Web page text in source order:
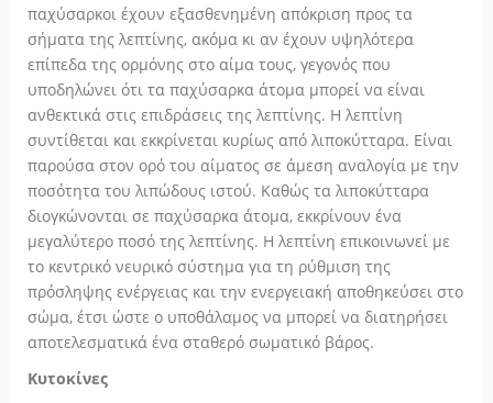
παχύσαρκοι έχουν εξασθενημένη απόκριση προς τα
σήματα της λεπτίνης, ακόμα κι αν έχουν υψηλότερα
επίπεδα της ορμόνης στο αίμα τους, γεγονός που
υποδηλώνει ότι τα παχύσαρκα άτομα μπορεί να είναι
ανθεκτικά στις επιδράσεις της λεπτίνης. Η λεπτίνη
συντίθεται και εκκρίνεται κυρίως από λιποκύτταρα. Είναι
παρούσα στον ορό του αίματος σε άμεση αναλογία με την
ποσότητα του λιπώδους ιστού. Καθώς τα λιποκύτταρα
διογκώνονται σε παχύσαρκα άτομα, εκκρίνουν ένα
μεγαλύτερο ποσό της λεπτίνης. Η λεπτίνη επικοινωνεί με
το κεντρικό νευρικό σύστημα για τη ρύθμιση της
πρόσληψης ενέργειας και την ενεργειακή αποθηκεύσει στο
σώμα, έτσι ώστε ο υποθάλαμος να μπορεί να διατηρήσει
αποτελεσματικά ένα σταθερό σωματικό βάρος.
Κυτοκίνες